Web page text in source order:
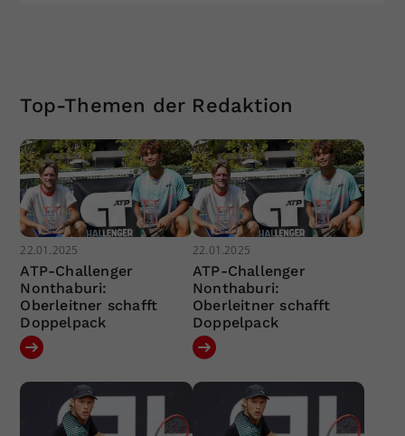
Top-Themen der Redaktion
22.01.2025
ATP-Challenger
Nonthaburi:
Oberleitner schafft
Doppelpack
22.01.2025
ATP-Challenger
Nonthaburi:
Oberleitner schafft
Doppelpack